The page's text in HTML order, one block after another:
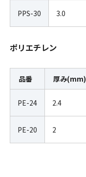
PPS-30 3.0
ポリエチレン
品番 厚み(mm)
PE-24 2.4
PE-20 2